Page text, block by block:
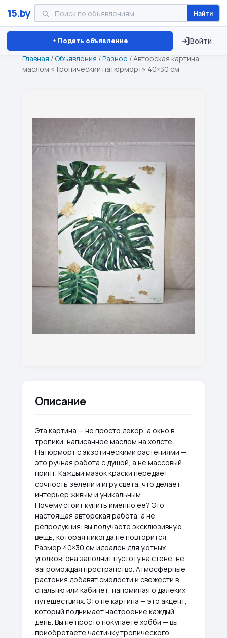
15.by Найти
+ Подать объявление Войти
Минск Витебск Брест ⏱ ТОЛЬКО 15 ДНЕЙ
Главная /Объявления /Разное /Авторская картина
маслом «Тропический натюрморт» 40×30 см
Описание
Эта картина — не просто декор, а окно в
тропики, написанное маслом на холсте.
Натюрморт с экзотическими растениями —
это ручная работа с душой, а не массовый
принт. Каждый мазок краски передает
сочность зелени и игру света, что делает
интерьер живым и уникальным.
Почему стоит купить именно её? Это
настоящая авторская работа, а не
репродукция: вы получаете эксклюзивную
вещь, которая никогда не повторится.
Размер 40×30 см идеален для уютных
уголков: она заполнит пустоту на стене, не
загромождая пространство. Атмосферные
растения добавят смелости и свежести в
спальню или кабинет, напоминая о далеких
путешествиях. Это не картина — это акцент,
который поднимает настроение каждый
день. Вы не просто покупаете хобби — вы
приобретаете частичку тропического